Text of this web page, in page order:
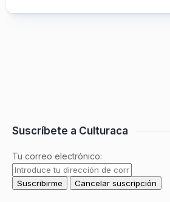
Suscríbete a Culturaca
Tu correo electrónico: